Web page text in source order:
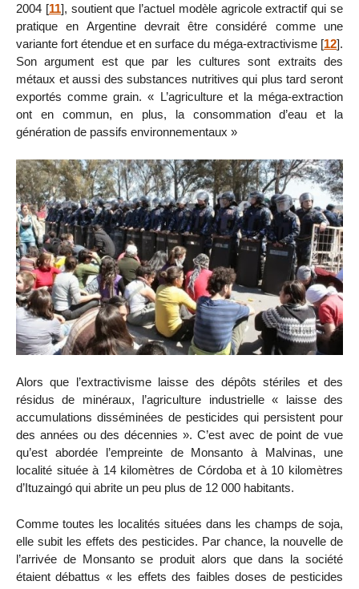
2004 [11], soutient que l’actuel modèle agricole extractif qui se
pratique en Argentine devrait être considéré comme une
variante fort étendue et en surface du méga-extractivisme [12].
Son argument est que par les cultures sont extraits des
métaux et aussi des substances nutritives qui plus tard seront
exportés comme grain. « L’agriculture et la méga-extraction
ont en commun, en plus, la consommation d’eau et la
génération de passifs environnementaux »
Alors que l’extractivisme laisse des dépôts stériles et des
résidus de minéraux, l’agriculture industrielle « laisse des
accumulations disséminées de pesticides qui persistent pour
des années ou des décennies ». C’est avec de point de vue
qu’est abordée l’empreinte de Monsanto à Malvinas, une
localité située à 14 kilomètres de Córdoba et à 10 kilomètres
d’Ituzaingó qui abrite un peu plus de 12 000 habitants.
Comme toutes les localités situées dans les champs de soja,
elle subit les effets des pesticides. Par chance, la nouvelle de
l’arrivée de Monsanto se produit alors que dans la société
étaient débattus « les effets des faibles doses de pesticides